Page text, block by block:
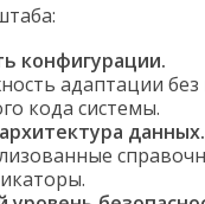
конфигурации.
адаптации без
кода системы.
данных.